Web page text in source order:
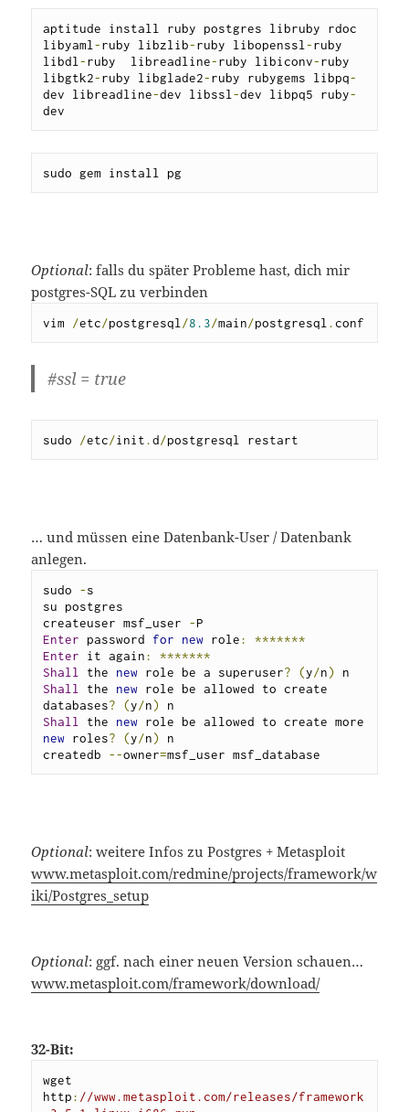
aptitude install ruby postgres libruby rdoc
libyaml-ruby libzlib-ruby libopenssl-ruby
libdl-ruby  libreadline-ruby libiconv-ruby
libgtk2-ruby libglade2-ruby rubygems libpq-
dev libreadline-dev libssl-dev libpq5 ruby-
dev
sudo gem install pg
Optional: falls du später Probleme hast, dich mir
postgres-SQL zu verbinden
vim /etc/postgresql/8.3/main/postgresql.conf
#ssl = true
sudo /etc/init.d/postgresql restart
… und müssen eine Datenbank-User / Datenbank
anlegen.
sudo -s
su postgres
createuser msf_user -
Enter password for new role:
*******
Enter it again:
*******
Shall the new role be a superuser? (y/n)
Shall the new role be allowed to create
databases? (y/n)
Shall the new
new roles? (y/n)
n
createdb --owner=msf_user msf_database
Optional: weitere Infos zu Postgres + Metasploit
www.metasploit.com/redmine/projects/framework/w
iki/Postgres_setup
Optional: ggf. nach einer neuen Version schauen…
www.metasploit.com/framework/download/
32-Bit:
wget
http: //www.metasploit.com/releases/framework